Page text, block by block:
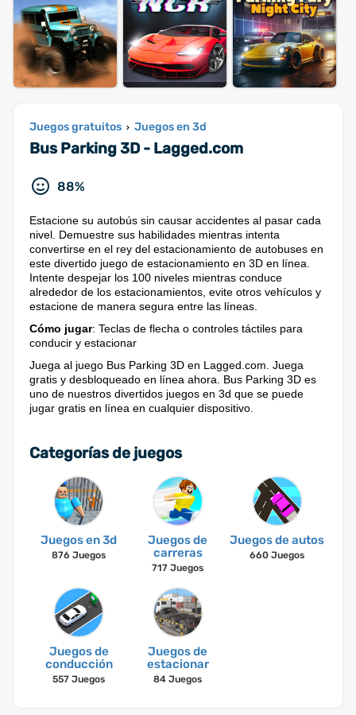
Juegos gratuitos › Juegos en 3d
Bus Parking 3D - Lagged.com
88%
Estacione su autobús sin causar accidentes al pasar cada
nivel. Demuestre sus habilidades mientras intenta
convertirse en el rey del estacionamiento de autobuses en
este divertido juego de estacionamiento en 3D en línea.
Intente despejar los 100 niveles mientras conduce
alrededor de los estacionamientos, evite otros vehículos y
estacione de manera segura entre las líneas.
Cómo jugar: Teclas de flecha o controles táctiles para
conducir y estacionar
Juega al juego Bus Parking 3D en Lagged.com. Juega
gratis y desbloqueado en línea ahora. Bus Parking 3D es
uno de nuestros divertidos juegos en 3d que se puede
jugar gratis en línea en cualquier dispositivo.
Categorías de juegos
Juegos en 3d
876 Juegos
Juegos de
carreras
717 Juegos
Juegos de autos
660 Juegos
Juegos de
conducción
557 Juegos
Juegos de
estacionar
84 Juegos